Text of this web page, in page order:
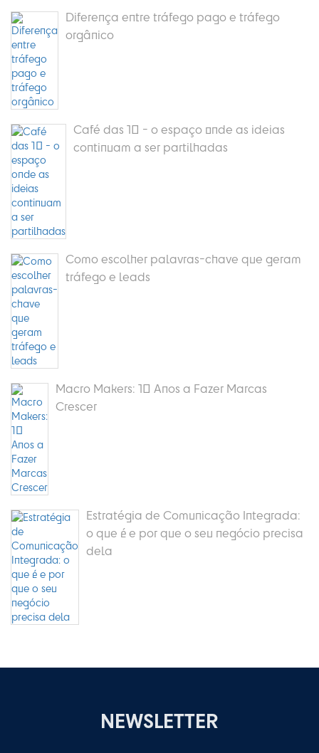
Diferença entre tráfego pago e tráfego
orgânico
Café das 10 - o espaço onde as ideias
continuam a ser partilhadas
Como escolher palavras-chave que geram
tráfego e leads
Macro Makers: 10 Anos a Fazer Marcas
Crescer
Estratégia de Comunicação Integrada:
o que é e por que o seu negócio precisa
dela
NEWSLETTER